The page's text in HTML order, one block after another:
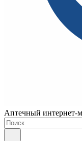
Аптечный интернет-